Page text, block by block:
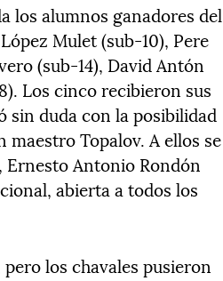
los alumnos ganadores del
Mulet (sub-10), Pere
(sub-14), David Antón
Los cinco recibieron sus
sin duda con la posibilidad
Topalov. A ellos se
Ernesto Antonio Rondón
abierta a todos los
los chavales pusieron